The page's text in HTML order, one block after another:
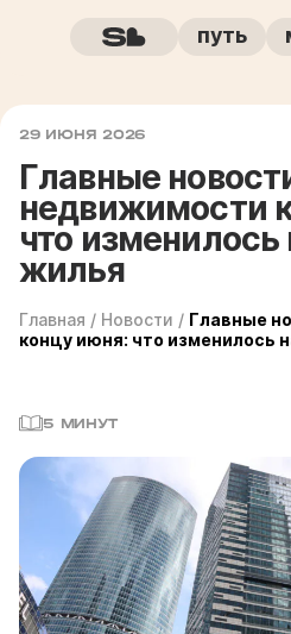
путь
29 ИЮНЯ 2026
Главные
недвижимости
что
жилья
Главная / Новости / Главные
концу июня: что изменилось
5 МИНУТ